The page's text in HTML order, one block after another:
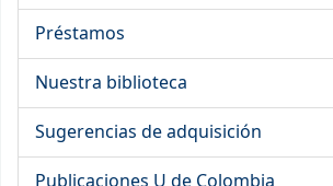
Préstamos
Nuestra biblioteca
Sugerencias de adquisición